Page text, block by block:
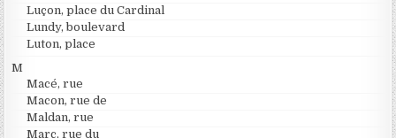
Luçon, place du Cardinal
Lundy, boulevard
Luton, place
M
Macé, rue
Macon, rue de
Maldan, rue
Marc, rue du